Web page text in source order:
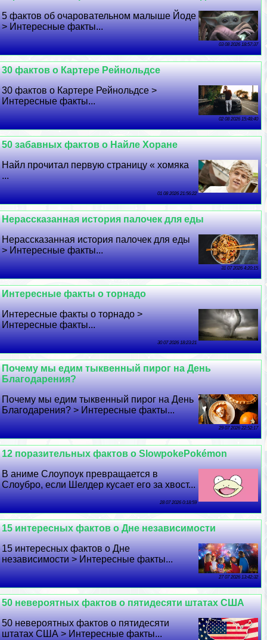
5 фактов об очаровательном малыше Йоде
> Интересные факты...
03 08 2026 18:57:37
30 фактов о Картере Рейнольдсе
30 фактов о Картере Рейнольдсе >
Интересные факты...
02 08 2026 15:48:40
50 забавных фактов о Найле Хоране
Найл прочитал первую страницу « хомяка
...
01 08 2026 21:56:22
Нерассказанная история палочек для еды
Нерассказанная история палочек для еды
> Интересные факты...
31 07 2026 4:20:15
Интересные факты о торнадо
Интересные факты о торнадо >
Интересные факты...
30 07 2026 18:23:21
Почему мы едим тыквенный пирог на День
Благодарения?
Почему мы едим тыквенный пирог на День
Благодарения? > Интересные факты...
29 07 2026 22:52:17
12 поразительных фактов о SlowpokePokémon
В аниме Слоупоук превращается в
Слоубро, если Шелдер кусает его за хвост...
28 07 2026 0:18:59
15 интересных фактов о Дне независимости
15 интересных фактов о Дне
независимости > Интересные факты...
27 07 2026 13:42:32
50 невероятных фактов о пятидесяти штатах США
50 невероятных фактов о пятидесяти
штатах США > Интересные факты...